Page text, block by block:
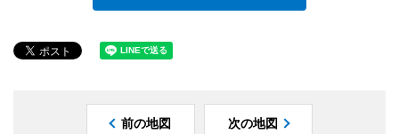
前の地図 次の地図